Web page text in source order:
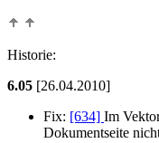
Historie:
6.05 [26.04.2010]
Fix: [634] Im
Dokumentseite